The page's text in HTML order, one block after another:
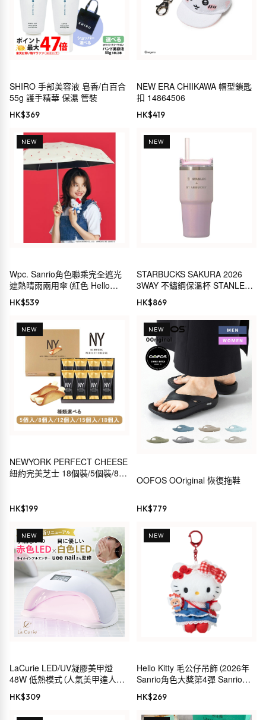
SHIRO 手部美容液 皂香/白百合
55g 護手精華 保濕 管裝
HK$369
NEW ERA CHIIKAWA 帽型鎖匙
扣 14864506
HK$419
NEW
Wpc. Sanrio角色聯乘完全遮光
遮熱晴雨兩用傘（紅色 Hello
Kitty）
HK$539
NEW
STARBUCKS SAKURA 2026
3WAY 不鏽鋼保溫杯 STANLEY
閃亮粉紅漸層 414ml
HK$869
NEW
NEWYORK PERFECT CHEESE
紐約完美芝士 18個裝/5個裝/8個
HK$199
NEW
OOFOS OOriginal 恢復拖鞋
HK$779
NEW
LaCurie LED/UV凝膠美甲燈
48W 低熱模式（人氣美甲達人監
HK$309
NEW
Hello Kitty 毛公仔吊飾（2026年
Sanrio角色大獎第4彈 Sanrio穿
搭系列）
HK$269